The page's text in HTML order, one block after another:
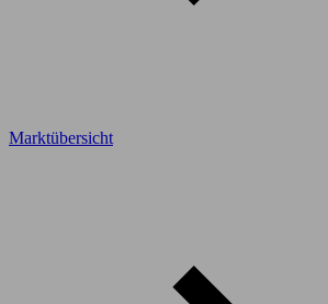
Marktübersicht